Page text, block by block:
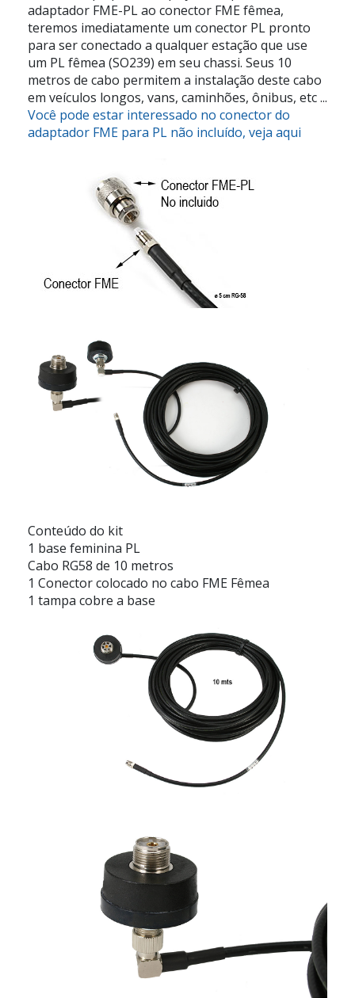
adaptador FME-PL ao conector FME fêmea,
teremos imediatamente um conector PL pronto
para ser conectado a qualquer estação que use
um PL fêmea (SO239) em seu chassi. Seus 10
metros de cabo permitem a instalação deste cabo
em veículos longos, vans, caminhões, ônibus, etc ...
Você pode estar interessado no conector do
adaptador FME para PL não incluído, veja aqui
Conteúdo do kit
1 base feminina PL
Cabo RG58 de 10 metros
1 Conector colocado no cabo FME Fêmea
1 tampa cobre a base